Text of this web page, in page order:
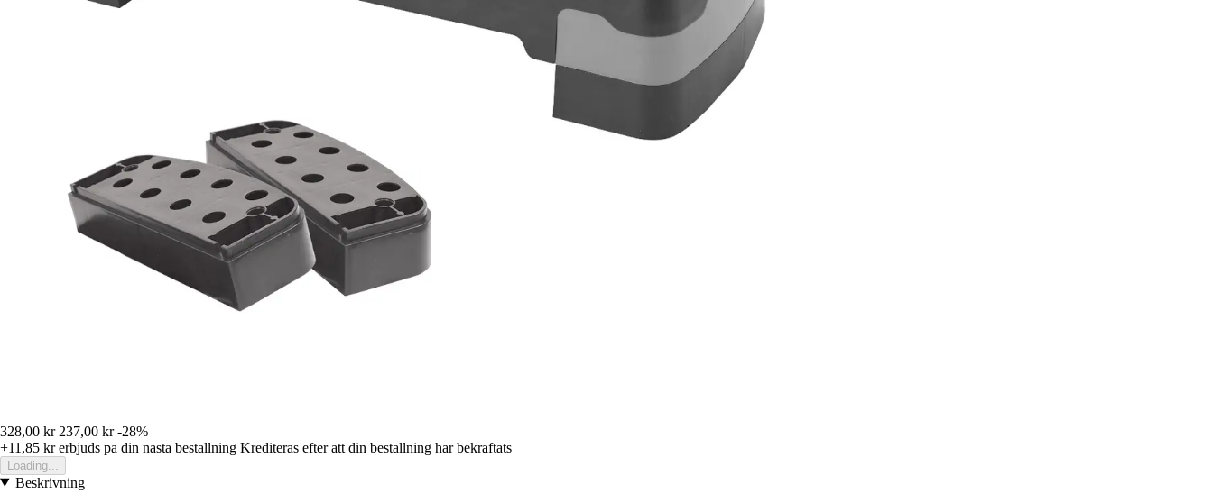
328,00 kr 237,00 kr -28%
+11,85 krerbjuds pa din nasta bestallning Krediteras efter att din bestallning har bekraftats
Loading...
Beskrivning